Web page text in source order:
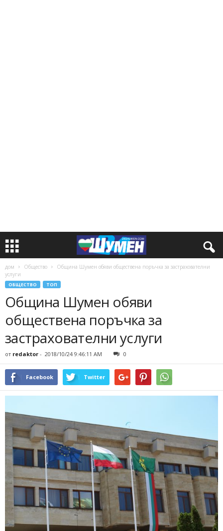
дом Общество
Община Шумен обяви обществена поръчка за застрахователни
услуги
ОБЩЕСТВО ТОП
Община Шумен обяви
обществена поръчка за
застрахователни услуги
от redaktor - 2018/10/24 9:46:11 AM 0
Facebook Twitter